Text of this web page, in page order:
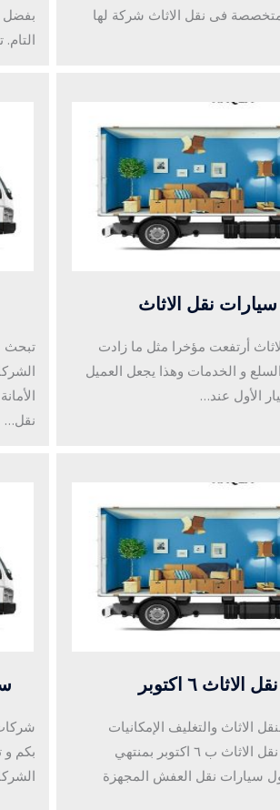
فى نقل الاثاث شركة لها
بفضل
نقل الاثاث
أرتفعت مؤخرا مثل ما زادت
و الخدمات وهذا يجعل العميل
الأول عند…
تبحث
نقل…
٦ اكتوبر
الاثاث والتغليف الإمكانيات
اللازمة للقيام بعملية نقل الاثاث ب ٦ اكتوبر بمنتهي
سيارات نقل العفش المجهزة
بكم و